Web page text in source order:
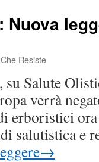
Resiste
Salute
verrà
erboristici
salutistica e
→